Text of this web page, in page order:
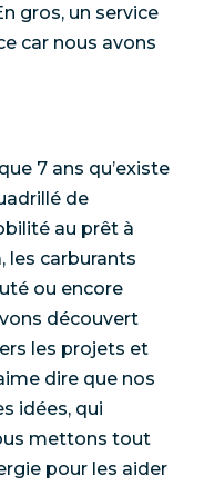
gros, un service
car nous avons
7 ans qu’existe
de
au prêt à
les carburants
ou encore
découvert
les projets et
dire que nos
idées, qui
mettons tout
pour les aider